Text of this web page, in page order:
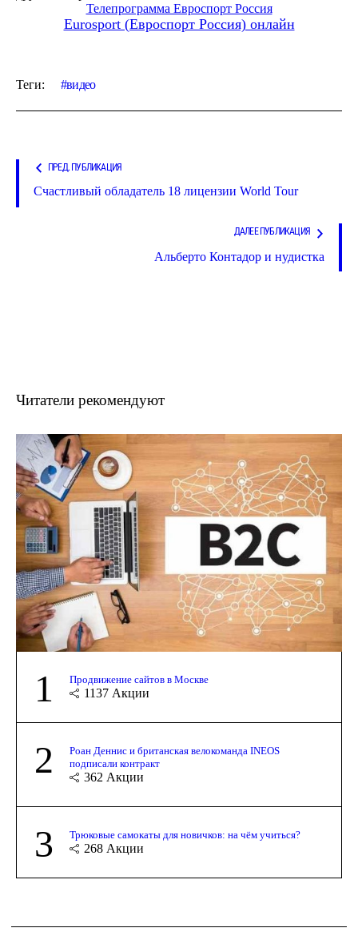
Телепрограмма Евроспорт Россия
Eurosport (Евроспорт Россия) онлайн
Теги: видео
ПРЕД. ПУБЛИКАЦИЯ
Счастливый обладатель 18 лицензии World Tour
ДАЛЕЕ ПУБЛИКАЦИЯ
Альберто Контадор и нудистка
Читатели рекомендуют
1 Продвижение сайтов в Москве
1137 Акции
2
Роан Деннис и британская велокоманда INEOS
подписали контракт
362 Акции
3 Трюковые самокаты для новичков: на чём учиться?
268 Акции